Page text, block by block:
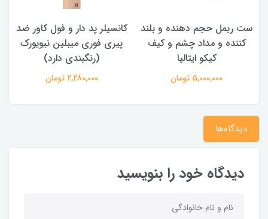
ست ریمل حجم دهنده و بلند
کننده و مداد چشم و کیف
کیکو ایتالیا
5,000,000 تومان
کانسیلر پد دار و فول کاور ضد
پیری فوری میبلین نیویورک
(رنگبندی دارد)
2,280,000 تومان
دیدگاه‌ها
دیدگاه خود را بنویسید